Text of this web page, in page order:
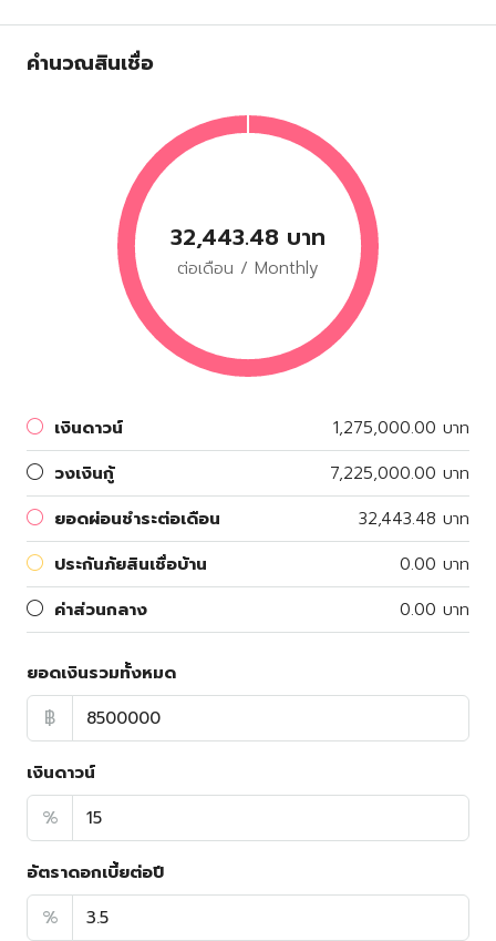
คำนวณสินเชื่อ
32,443.48 บาท
ต่อเดือน / Monthly
เงินดาวน์
1,275,000.00 บาท
วงเงินกู้
7,225,000.00 บาท
ยอดผ่อนชำระต่อเดือน
32,443.48 บาท
ประกันภัยสินเชื่อบ้าน
0.00 บาท
ค่าส่วนกลาง
0.00 บาท
ยอดเงินรวมทั้งหมด
฿
เงินดาวน์
%
อัตราดอกเบี้ยต่อปี
%